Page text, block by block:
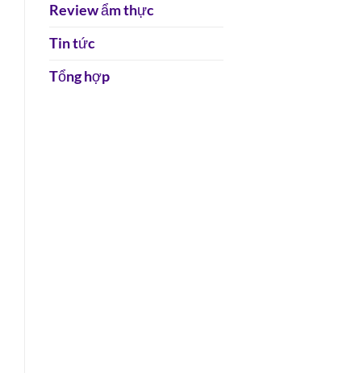
Review ẩm thực
Tin tức
Tổng hợp